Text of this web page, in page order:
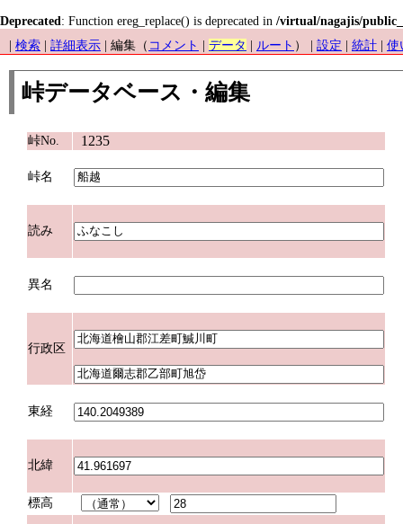
Deprecated: Function ereg_replace() is deprecated in /virtual/nagajis/
検索 詳細表示 | 編集（ コメント データ ルート ） | 設定 統計 使
峠データベース・編集
峠No. 1235
峠名
読み
異名
行政区
東経
北緯
標高